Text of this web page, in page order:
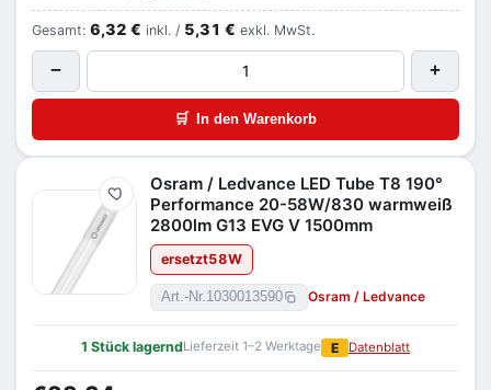
Gesamt: 6,32 € inkl. / 5,31 € exkl. MwSt.
− +
🛒 In den Warenkorb
Merken
Osram / Ledvance LED Tube T8 190°
Performance 20-58W/830 warmweiß
2800lm G13 EVG V 1500mm
ersetzt58W
Art.-Nr. 1030013590 Osram / Ledvance
1 Stück lagerndLieferzeit 1–2 Werktage E Datenblatt